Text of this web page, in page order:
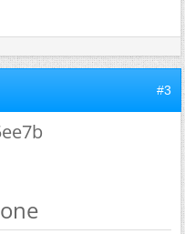
#3